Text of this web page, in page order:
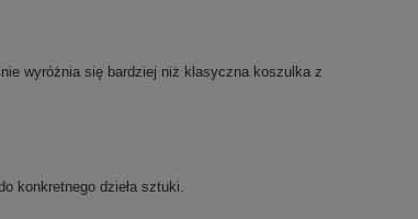
wyróżnia się bardziej niż klasyczna koszulka z
konkretnego dzieła sztuki.